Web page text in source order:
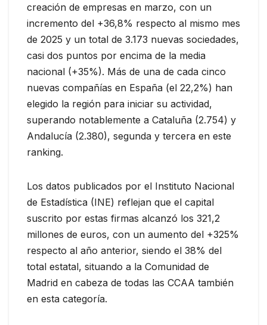
creación de empresas en marzo, con un
incremento del +36,8% respecto al mismo mes
de 2025 y un total de 3.173 nuevas sociedades,
casi dos puntos por encima de la media
nacional (+35%). Más de una de cada cinco
nuevas compañías en España (el 22,2%) han
elegido la región para iniciar su actividad,
superando notablemente a Cataluña (2.754) y
Andalucía (2.380), segunda y tercera en este
ranking.
Los datos publicados por el Instituto Nacional
de Estadística (INE) reflejan que el capital
suscrito por estas firmas alcanzó los 321,2
millones de euros, con un aumento del +325%
respecto al año anterior, siendo el 38% del
total estatal, situando a la Comunidad de
Madrid en cabeza de todas las CCAA también
en esta categoría.